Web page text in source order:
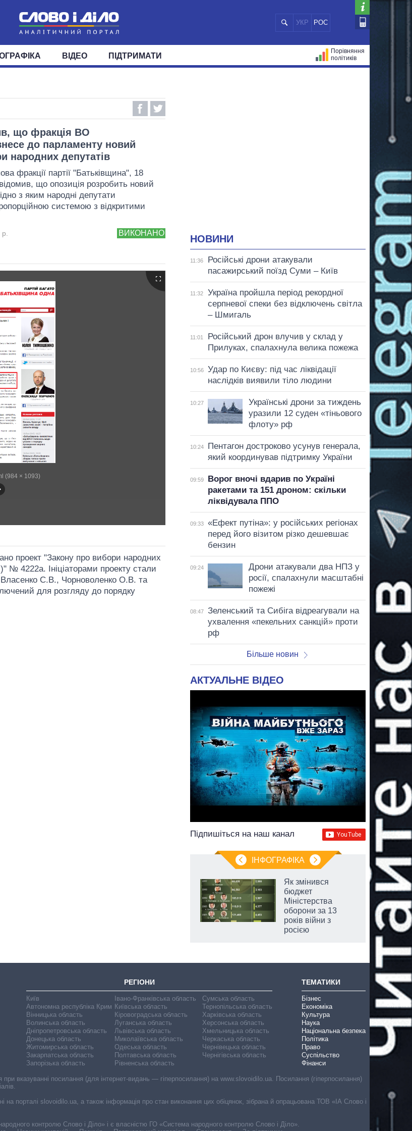
УКР РОС
СВІТ
ОКРУГИ
ВІДЕО ПІДТРИМАТИ
Порівняння
політиків
що фракція ВО
до парламенту новий
народних депутатів
фракції партії "Батьківщина", 18
що опозиція розробить новий
з яким народні депутати
системою з відкритими
ВИКОНАНО
(984 × 1093)
проект "Закону про вибори народних
№ 4222а. Ініціаторами проекту стали
С.В., Чорноволенко О.В. та
для розгляду до порядку
НОВИНИ
11:36
Російські дрони атакували
пасажирський поїзд Суми – Київ
11:32
Україна пройшла період рекордної
серпневої спеки без відключень світла
– Шмигаль
11:01
Російський дрон влучив у склад у
Прилуках, спалахнула велика пожежа
10:56
Удар по Києву: під час ліквідації
наслідків виявили тіло людини
10:27
Українські дрони за тиждень
уразили 12 суден «тіньового
флоту» рф
10:24
Пентагон достроково усунув генерала,
який координував підтримку України
09:59
Ворог вночі вдарив по Україні
ракетами та 151 дроном: скільки
ліквідувала ППО
09:33
«Ефект путіна»: у російських регіонах
перед його візитом різко дешевшає
бензин
09:24
Дрони атакували два НПЗ у
росії, спалахнули масштабні
пожежі
08:47
Зеленський та Сибіга відреагували на
ухвалення «пекельних санкцій» проти
рф
Більше новин
АКТУАЛЬНЕ ВІДЕО
Підпишіться на наш канал
ІНФОГРАФІКА
Як змінився
бюджет
Міністерства
оборони за 13
років війни з
росією
РЕГІОНИ
Київ
Автономна республіка Крим
Вінницька область
Волинська область
Дніпропетровська область
Донецька область
Житомирська область
Закарпатська область
Запорізька область
Івано-Франківська область
Київська область
Кіровоградська область
Луганська область
Львівська область
Миколаївська область
Одеська область
Полтавська область
Рівненська область
Сумська область
Тернопільська область
Харківська область
Херсонська область
Хмельницька область
Черкаська область
Чернівецька область
Чернігівська область
ТЕМАТИКИ
Бізнес
Економіка
Культура
Наука
Національна безпека
Політика
Право
Суспільство
Фінанси
вказуванні посилання (для інтернет-видань — гіперпосилання) на www.slovoidilo.ua. Посилання (гіперпосилання)
на порталі slovoidilo.ua, а також інформація про стан виконання цих обіцянок, зібрана й опрацьована ТОВ «ІА Слово і
контролю Слово і Діло» і є власністю ГО «Система народного контролю Слово і Діло».